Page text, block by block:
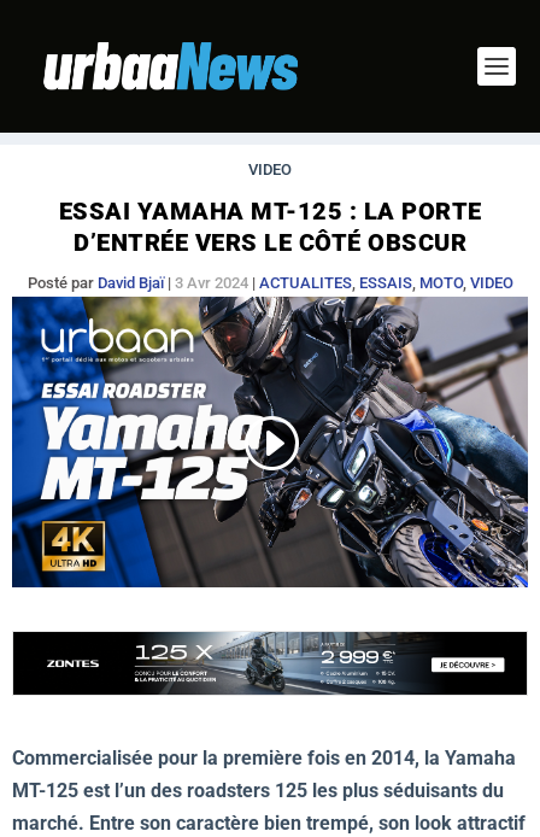
VIDEO
ESSAI YAMAHA MT-125 : LA PORTE
D’ENTRÉE VERS LE CÔTÉ OBSCUR
Posté par David Bjaï| 3 Avr 2024| ACTUALITES, ESSAIS, MOTO, VIDEO
Commercialisée pour la première fois en 2014, la Yamaha
MT-125 est l’un des roadsters 125 les plus séduisants du
marché. Entre son caractère bien trempé, son look attractif